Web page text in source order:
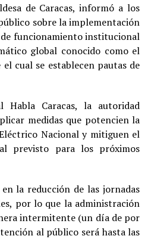
de Caracas, informó a los
sobre la implementación
de funcionamiento institucional
global conocido como el
cual se establecen pautas de
Habla Caracas, la autoridad
medidas que potencien la
Nacional y mitiguen el
previsto para los próximos
en la reducción de las jornadas
por lo que la administración
intermitente (un día de por
al público será hasta las